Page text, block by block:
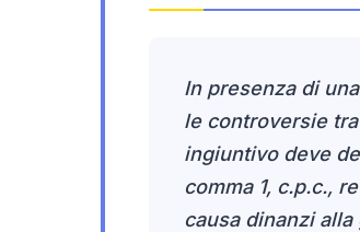
In presenza di
le controversie
ingiuntivo deve
comma 1, c.p.c.,
causa dinanzi